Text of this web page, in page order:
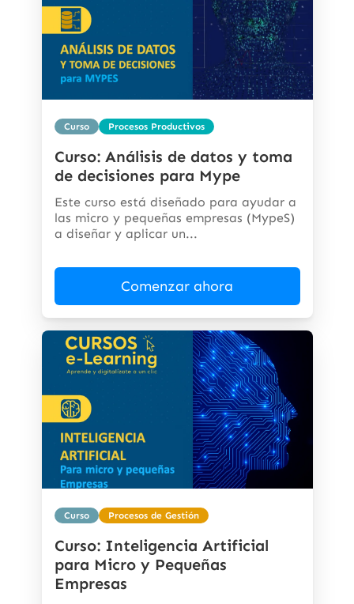
Curso Procesos Productivos
Curso: Análisis de datos y toma
de decisiones para Mype
Este curso está diseñado para ayudar a
las micro y pequeñas empresas (MypeS)
a diseñar y aplicar un...
Comenzar ahora
Curso Procesos de Gestión
Curso: Inteligencia Artificial
para Micro y Pequeñas
Empresas